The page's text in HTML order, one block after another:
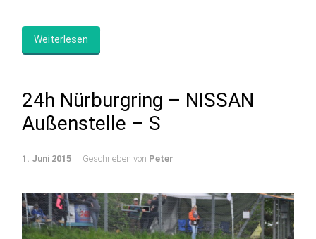
Weiterlesen
24h Nürburgring – NISSAN
Außenstelle – S
1. Juni 2015 Geschrieben von Peter